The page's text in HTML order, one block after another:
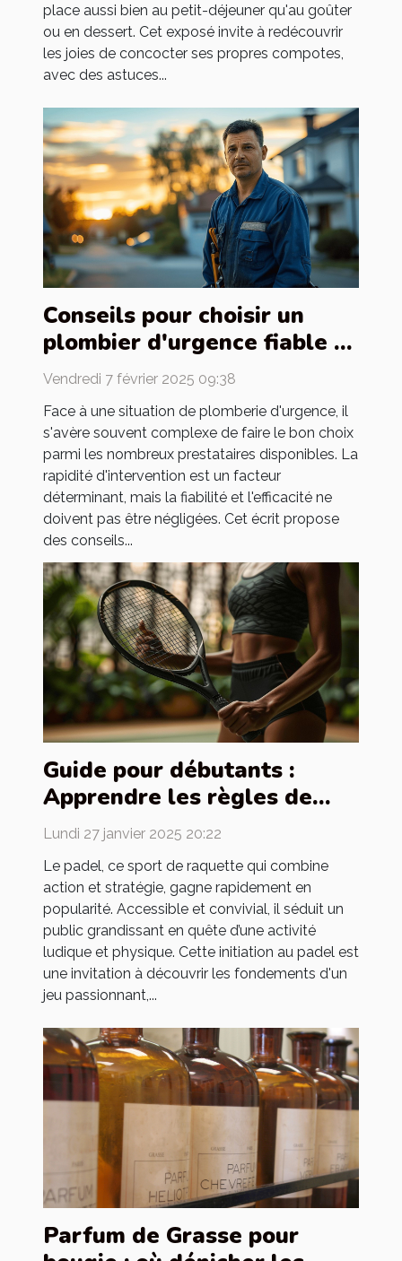
place aussi bien au petit-déjeuner qu'au goûter
ou en dessert. Cet exposé invite à redécouvrir
les joies de concocter ses propres compotes,
avec des astuces...
Conseils pour choisir un
plombier d'urgence fiable et
efficace
Vendredi 7 février 2025 09:38
Face à une situation de plomberie d'urgence, il
s'avère souvent complexe de faire le bon choix
parmi les nombreux prestataires disponibles. La
rapidité d'intervention est un facteur
déterminant, mais la fiabilité et l'efficacité ne
doivent pas être négligées. Cet écrit propose
des conseils...
Guide pour débutants :
Apprendre les règles de
base du padel
Lundi 27 janvier 2025 20:22
Le padel, ce sport de raquette qui combine
action et stratégie, gagne rapidement en
popularité. Accessible et convivial, il séduit un
public grandissant en quête d’une activité
ludique et physique. Cette initiation au padel est
une invitation à découvrir les fondements d'un
jeu passionnant,...
Parfum de Grasse pour